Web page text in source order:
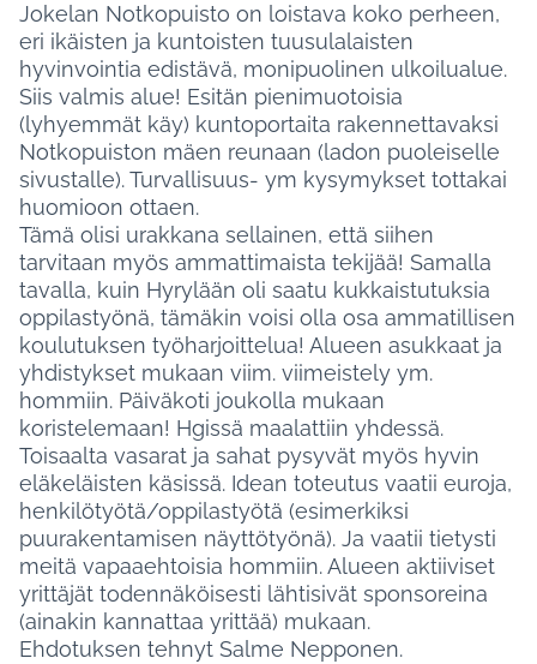
Jokelan Notkopuisto on loistava koko perheen,
eri ikäisten ja kuntoisten tuusulalaisten
hyvinvointia edistävä, monipuolinen ulkoilualue.
Siis valmis alue! Esitän pienimuotoisia
(lyhyemmät käy) kuntoportaita rakennettavaksi
Notkopuiston mäen reunaan (ladon puoleiselle
sivustalle). Turvallisuus- ym kysymykset tottakai
huomioon ottaen.
Tämä olisi urakkana sellainen, että siihen
tarvitaan myös ammattimaista tekijää! Samalla
tavalla, kuin Hyrylään oli saatu kukkaistutuksia
oppilastyönä, tämäkin voisi olla osa ammatillisen
koulutuksen työharjoittelua! Alueen asukkaat ja
yhdistykset mukaan viim. viimeistely ym.
hommiin. Päiväkoti joukolla mukaan
koristelemaan! Hgissä maalattiin yhdessä.
Toisaalta vasarat ja sahat pysyvät myös hyvin
eläkeläisten käsissä. Idean toteutus vaatii euroja,
henkilötyötä/oppilastyötä (esimerkiksi
puurakentamisen näyttötyönä). Ja vaatii tietysti
meitä vapaaehtoisia hommiin. Alueen aktiiviset
yrittäjät todennäköisesti lähtisivät sponsoreina
(ainakin kannattaa yrittää) mukaan.
Ehdotuksen tehnyt Salme Nepponen.